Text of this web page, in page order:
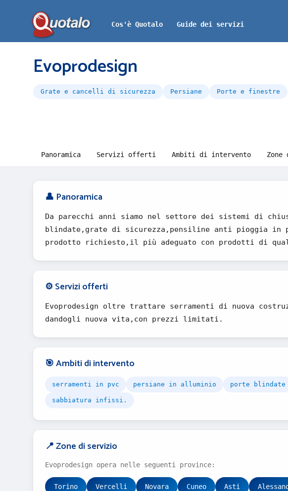
Cos'è Quotalo Guide dei servizi
Evoprodesign
Grate e cancelli di sicurezza Persiane Porte e finestre
Panoramica Servizi offerti Ambiti di intervento
👤 Panoramica
Da parecchi anni siamo nel settore dei sistemi di
blindate,grate di sicurezza,pensiline anti pioggia in
prodotto richiesto,il più adeguato con prodotti di
⚙️ Servizi offerti
Evoprodesign oltre trattare serramenti di nuova
dandogli nuova vita,con prezzi limitati.
🎯 Ambiti di intervento
serramenti in pvc persiane in alluminio porte blindate
sabbiatura infissi.
📍 Zone di servizio
Evoprodesign opera nelle seguenti province:
Torino Vercelli Novara Cuneo Asti